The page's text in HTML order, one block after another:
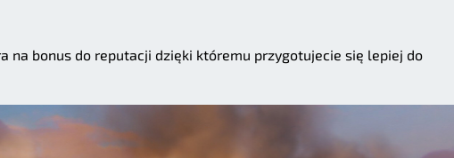
na bonus do reputacji dzięki któremu przygotujecie się lepiej do